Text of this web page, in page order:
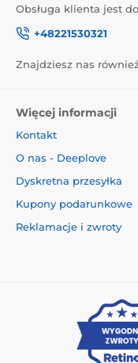
Obsługa klienta jest
+48221530321
Znajdziesz nas
Więcej informacji
Kontakt
O nas - Deeplove
Dyskretna przesyłka
Kupony podarunkowe
Reklamacje i zwroty